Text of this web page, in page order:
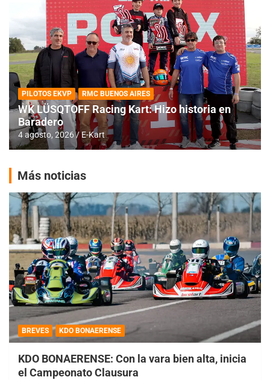
PILOTOS EKVP RMC BUENOS AIRES
WK LÜSQTOFF Racing Kart: Hizo historia en
Baradero
4 agosto, 2026 E-Kart
Más noticias
BREVES KDO BONAERENSE
KDO BONAERENSE: Con la vara bien alta, inicia
el Campeonato Clausura